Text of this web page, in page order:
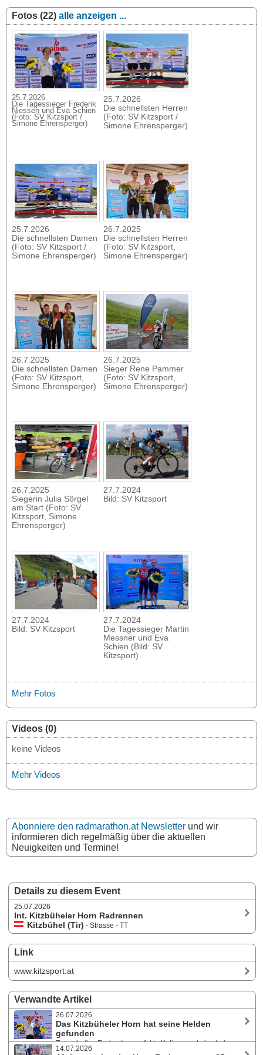
Details zu diesem Event
25.07.2026
Int. Kitzbüheler Horn Radrennen
Kitzbühel (Tir) - Strasse - TT
Link
www.kitzsport.at
Verwandte Artikel
26.07.2026
Das Kitzbüheler Horn hat seine Helden
gefunden
Traumhaftes Radwetter, perfekte Kulisse und ein stark
besetztes Starterfeld - das 46. Internationale Hornradrennen
14.07.2026
Fotos (22) alle anzeigen ...
25.7.2026
Die Tagessieger Frederik
Niessen und Eva Schien
(Foto: SV Kitzsport /
Simone Ehrensperger)
25.7.2026
Die schnellsten Herren
(Foto: SV Kitzsport /
Simone Ehrensperger)
25.7.2026
Die schnellsten Damen
(Foto: SV Kitzsport /
Simone Ehrensperger)
26.7.2025
Die schnellsten Herren
(Foto: SV Kitzsport,
Simone Ehrensperger)
26.7.2025
Die schnellsten Damen
(Foto: SV Kitzsport,
Simone Ehrensperger)
26.7.2025
Sieger Rene Pammer
(Foto: SV Kitzsport,
Simone Ehrensperger)
26.7.2025
Siegerin Julia Sörgel
am Start (Foto: SV
Kitzsport, Simone
Ehrensperger)
27.7.2024
Bild: SV Kitzsport
27.7.2024
Bild: SV Kitzsport
27.7.2024
Die Tagessieger Martin
Messner und Eva
Schien (Bild: SV
Kitzsport)
Mehr Fotos
Videos (0)
keine Videos
Mehr Videos
Abonniere den radmarathon.at Newsletter und wir
informieren dich regelmäßig über die aktuellen
Neuigkeiten und Termine!